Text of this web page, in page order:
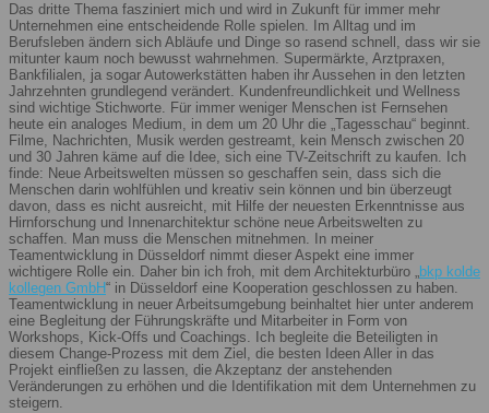
Das dritte Thema fasziniert mich und wird in Zukunft für immer mehr
Unternehmen eine entscheidende Rolle spielen. Im Alltag und im
Berufsleben ändern sich Abläufe und Dinge so rasend schnell, dass wir sie
mitunter kaum noch bewusst wahrnehmen. Supermärkte, Arztpraxen,
Bankfilialen, ja sogar Autowerkstätten haben ihr Aussehen in den letzten
Jahrzehnten grundlegend verändert. Kundenfreundlichkeit und Wellness
sind wichtige Stichworte. Für immer weniger Menschen ist Fernsehen
heute ein analoges Medium, in dem um 20 Uhr die „Tagesschau“ beginnt.
Filme, Nachrichten, Musik werden gestreamt, kein Mensch zwischen 20
und 30 Jahren käme auf die Idee, sich eine TV-Zeitschrift zu kaufen. Ich
finde: Neue Arbeitswelten müssen so geschaffen sein, dass sich die
Menschen darin wohlfühlen und kreativ sein können und bin überzeugt
davon, dass es nicht ausreicht, mit Hilfe der neuesten Erkenntnisse aus
Hirnforschung und Innenarchitektur schöne neue Arbeitswelten zu
schaffen. Man muss die Menschen mitnehmen. In meiner
Teamentwicklung in Düsseldorf nimmt dieser Aspekt eine immer
wichtigere Rolle ein. Daher bin ich froh, mit dem Architekturbüro „bkp kolde
kollegen GmbH“ in Düsseldorf eine Kooperation geschlossen zu haben.
Teamentwicklung in neuer Arbeitsumgebung beinhaltet hier unter anderem
eine Begleitung der Führungskräfte und Mitarbeiter in Form von
Workshops, Kick-Offs und Coachings. Ich begleite die Beteiligten in
diesem Change-Prozess mit dem Ziel, die besten Ideen Aller in das
Projekt einfließen zu lassen, die Akzeptanz der anstehenden
Veränderungen zu erhöhen und die Identifikation mit dem Unternehmen zu
steigern.